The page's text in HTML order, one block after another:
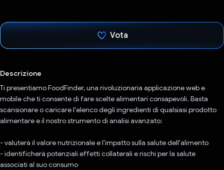
Vota
Descrizione
Ti presentiamo FoodFinder, una rivoluzionaria applicazione web e
mobile che ti consente di fare scelte alimentari consapevoli. Basta
scansionare o caricare l'elenco degli ingredienti di qualsiasi prodotto
alimentare e il nostro strumento di analisi avanzato:
- valuterà il valore nutrizionale e l'impatto sulla salute dell'alimento
- identificherà potenziali effetti collaterali e rischi per la salute
associati al suo consumo